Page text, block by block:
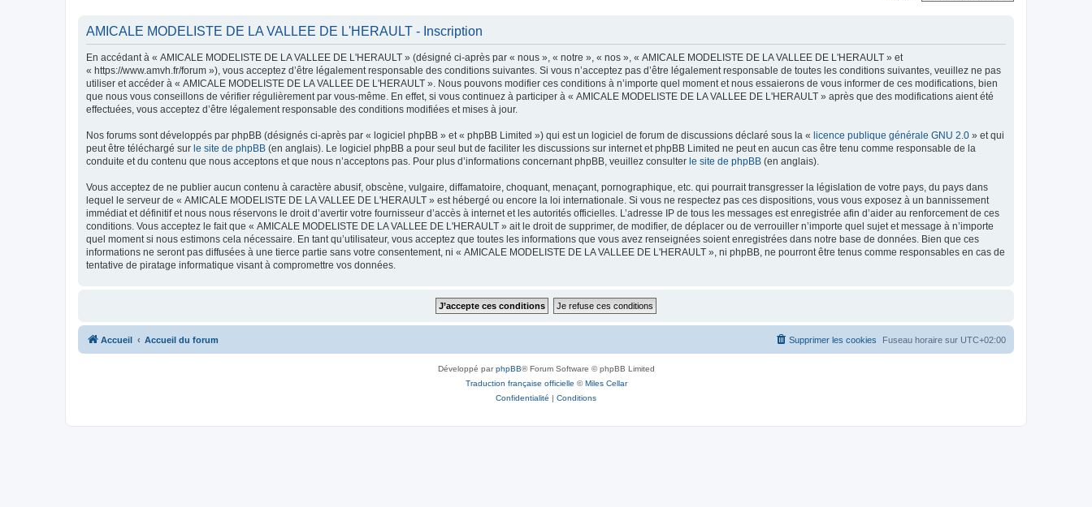
AMICALE MODELISTE DE LA VALLEE DE L'HERAULT - Inscription
En accédant à « AMICALE MODELISTE DE LA VALLEE DE L'HERAULT » (désigné ci-après par « nous », « notre », « nos », « AMICALE MODELISTE DE LA VALLEE DE L'HERAULT » et
« https://www.amvh.fr/forum »), vous acceptez d’être légalement responsable des conditions suivantes. Si vous n’acceptez pas d’être légalement responsable de toutes les conditions suivantes, veuillez ne pas
utiliser et accéder à « AMICALE MODELISTE DE LA VALLEE DE L'HERAULT ». Nous pouvons modifier ces conditions à n’importe quel moment et nous essaierons de vous informer de ces modifications, bien
que nous vous conseillons de vérifier régulièrement par vous-même. En effet, si vous continuez à participer à « AMICALE MODELISTE DE LA VALLEE DE L'HERAULT » après que des modifications aient été
effectuées, vous acceptez d’être légalement responsable des conditions modifiées et mises à jour.
Nos forums sont développés par phpBB (désignés ci-après par « logiciel phpBB » et « phpBB Limited ») qui est un logiciel de forum de discussions déclaré sous la « licence publique générale GNU 2.0 » et qui
peut être téléchargé sur le site de phpBB (en anglais). Le logiciel phpBB a pour seul but de faciliter les discussions sur internet et phpBB Limited ne peut en aucun cas être tenu comme responsable de la
conduite et du contenu que nous acceptons et que nous n’acceptons pas. Pour plus d’informations concernant phpBB, veuillez consulter le site de phpBB (en anglais).
Vous acceptez de ne publier aucun contenu à caractère abusif, obscène, vulgaire, diffamatoire, choquant, menaçant, pornographique, etc. qui pourrait transgresser la législation de votre pays, du pays dans
lequel le serveur de « AMICALE MODELISTE DE LA VALLEE DE L'HERAULT » est hébergé ou encore la loi internationale. Si vous ne respectez pas ces dispositions, vous vous exposez à un bannissement
immédiat et définitif et nous nous réservons le droit d’avertir votre fournisseur d’accès à internet et les autorités officielles. L’adresse IP de tous les messages est enregistrée afin d’aider au renforcement de ces
conditions. Vous acceptez le fait que « AMICALE MODELISTE DE LA VALLEE DE L'HERAULT » ait le droit de supprimer, de modifier, de déplacer ou de verrouiller n’importe quel sujet et message à n’importe
quel moment si nous estimons cela nécessaire. En tant qu’utilisateur, vous acceptez que toutes les informations que vous avez renseignées soient enregistrées dans notre base de données. Bien que ces
informations ne seront pas diffusées à une tierce partie sans votre consentement, ni « AMICALE MODELISTE DE LA VALLEE DE L'HERAULT », ni phpBB, ne pourront être tenus comme responsables en cas de
tentative de piratage informatique visant à compromettre vos données.
Accueil Accueil du forum Fuseau horaire sur UTC+02:00
Supprimer les cookies
Développé parphpBB® Forum Software © phpBB Limited
Traduction française officielle ©Miles Cellar
Confidentialité | Conditions